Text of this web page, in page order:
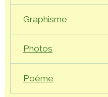
Graphisme
Photos
Poème